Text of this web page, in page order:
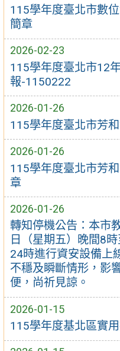
115學年度臺北市數
簡章
2026-02-23
115學年度臺北市12
報-1150222
2026-01-26
115學年度臺北市芳
2026-01-26
115學年度臺北市芳
章
2026-01-26
轉知停機公告：本市
日（星期五）晚間8
24時進行資安設備上
不穩及瞬斷情形，影
便，尚祈見諒。
2026-01-15
115學年度基北區實